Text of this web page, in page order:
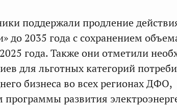
поддержали продление
до 2035 года с сохранением
года. Также они отметили
для льготных категорий
бизнеса во всех регионах ДФО,
программы развития